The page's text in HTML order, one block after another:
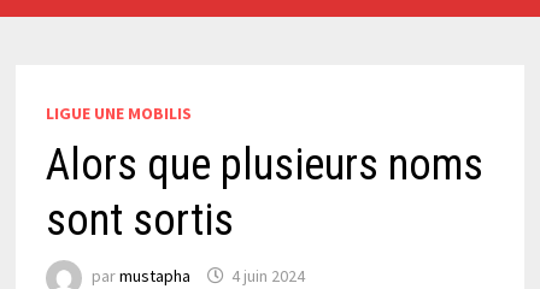
LIGUE UNE MOBILIS
Alors que plusieurs noms
sont sortis
parmustapha 4 juin 2024